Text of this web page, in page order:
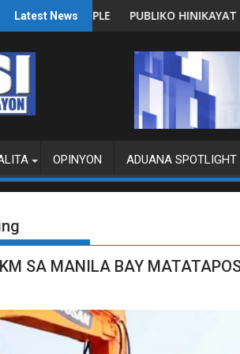
Latest NewsNG RPVARA
PUBLIKO HINIKAYAT NI SPEAKER DY NA
OPINYON ADUANA SPOTLIGHT
SA MANILA BAY